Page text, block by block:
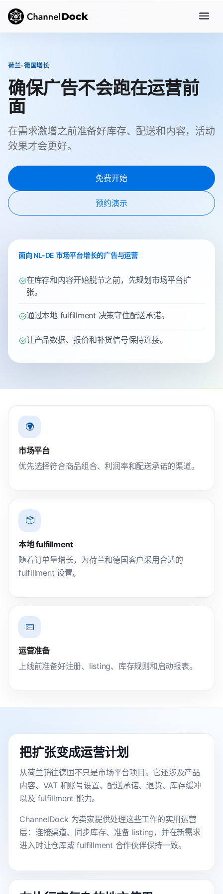
荷兰-德国增长
确保广告不会跑在运营前
面
在需求激增之前准备好库存、配送和内容，活动
效果才会更好。
免费开始
预约演示
面向 NL-DE 市场平台增长的广告与运营
在库存和内容开始脱节之前，先规划市场平台扩
张。
通过本地 fulfillment 决策守住配送承诺。
让产品数据、报价和补货信号保持连接。
市场平台
优先选择符合商品组合、利润率和配送承诺的渠道。
本地 fulfillment
随着订单量增长，为荷兰和德国客户采用合适的
fulfillment 设置。
运营准备
上线前准备好注册、listing、库存规则和启动报表。
把扩张变成运营计划
从荷兰销往德国不只是市场平台项目。它还涉及产品
内容、VAT 和账号设置、配送承诺、退货、库存缓冲
以及 fulfillment 能力。
ChannelDock 为卖家提供处理这些工作的实用运营
层：连接渠道、同步库存、准备 listing，并在新需求
进入时让仓库或 fulfillment 合作伙伴保持一致。